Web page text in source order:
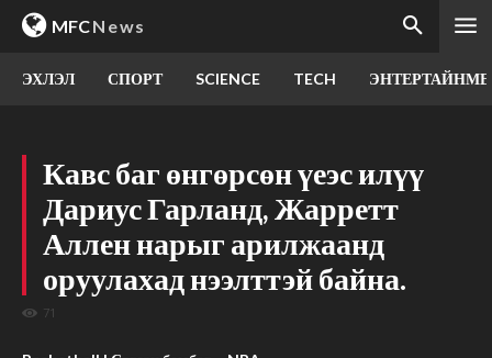
MFCNews
ЭХЛЭЛ СПОРТ SCIENCE TECH
Кавс баг өнгөрсөн үеэс илүү
Дариус Гарланд, Жарретт
Аллен нарыг арилжаанд
оруулахад нээлттэй байна.
71